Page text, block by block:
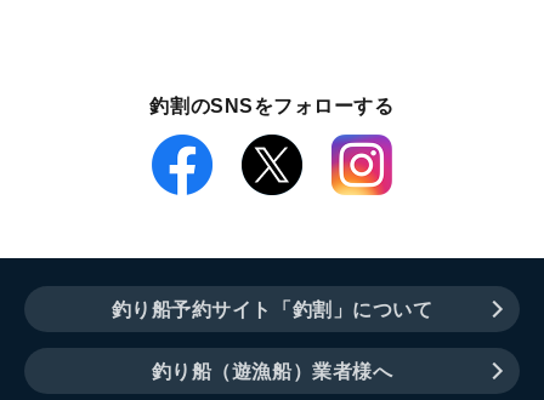
釣割のSNSをフォローする
釣り船予約サイト「釣割」について
釣り船（遊漁船）業者様へ